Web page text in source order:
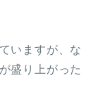
いますが、な
が盛り上がった